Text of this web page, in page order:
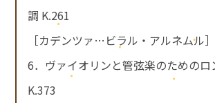
調 K.261
［カデンツァ…ビラル・アルネムル］
6．ヴァイオリンと管弦楽のためのロ
K.373